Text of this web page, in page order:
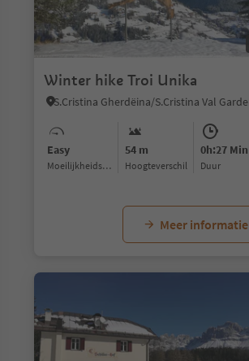
Winter hike Troi Unika
Easy
Moeilijkheidsgraad
54 m
Hoogteverschil
0h:27 Min
Duur
Meer informatie